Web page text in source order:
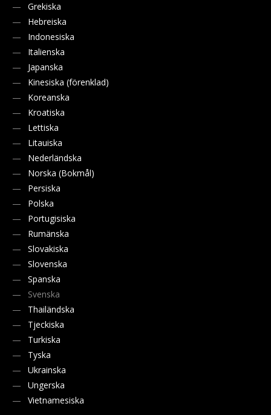
Grekiska
Hebreiska
Indonesiska
Italienska
Japanska
Kinesiska (förenklad)
Koreanska
Kroatiska
Lettiska
Litauiska
Nederländska
Norska (Bokmål)
Persiska
Polska
Portugisiska
Rumänska
Slovakiska
Slovenska
Spanska
Svenska
Thailändska
Tjeckiska
Turkiska
Tyska
Ukrainska
Ungerska
Vietnamesiska